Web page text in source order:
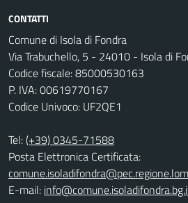
CONTATTI
Comune di Isola di Fondra
Via Trabuchello, 5 - 24010 - Isola di
Codice fiscale: 85000530163
P. IVA: 00619770167
Codice Univoco: UF2QE1
Tel:(+39) 0345-71588
Posta Elettronica Certificata:
E-mail: